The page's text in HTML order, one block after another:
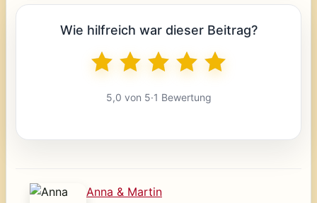
Wie hilfreich war dieser Beitrag?
5,0 von 5·1 Bewertung
Anna & Martin